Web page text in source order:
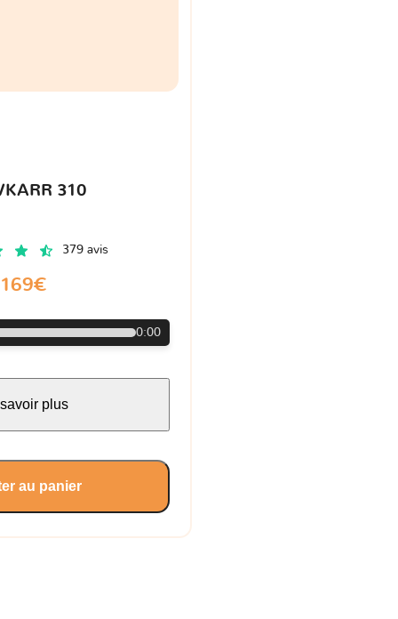
310
379 avis
169€
0:00
plus
au panier